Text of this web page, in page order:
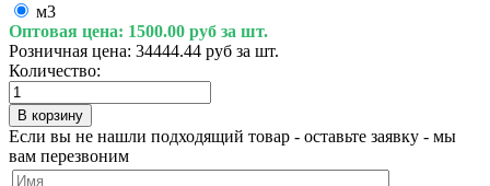
м3
Оптовая цена: 1500.00 руб за шт.
Розничная цена: 34444.44 руб за шт.
Количество:
Если вы не нашли подходящий товар - оставьте заявку - мы
вам перезвоним